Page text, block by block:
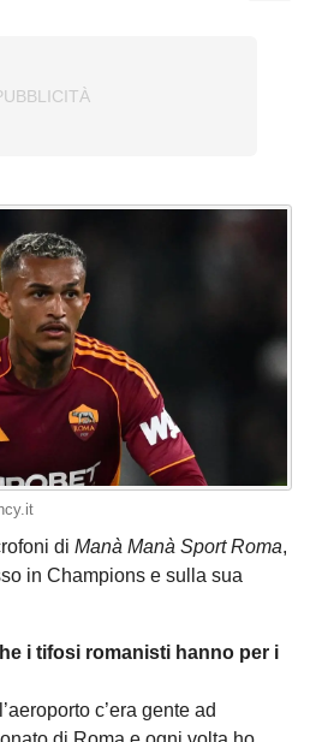
di Manà Manà Sport Roma,
in Champions e sulla sua
i tifosi romanisti hanno per i
c’era gente ad